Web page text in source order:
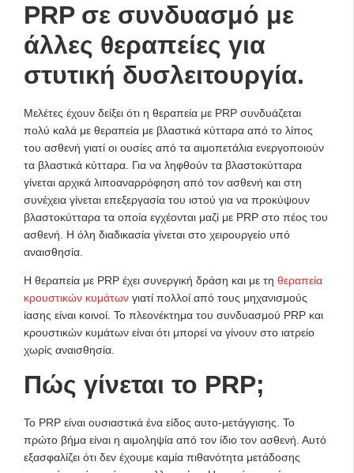
PRP σε συνδυασμό με
άλλες θεραπείες για
στυτική δυσλειτουργία.
Μελέτες έχουν δείξει ότι η θεραπεία με PRP συνδυάζεται
πολύ καλά με θεραπεία με βλαστικά κύτταρα από το λίπος
του ασθενή γιατί οι ουσίες από τα αιμοπετάλια ενεργοποιούν
τα βλαστικά κύτταρα. Για να ληφθούν τα βλαστοκύτταρα
γίνεται αρχικά λιποαναρρόφηση από τον ασθενή και στη
συνέχεια γίνεται επεξεργασία του ιστού για να προκύψουν
βλαστοκύτταρα τα οποία εγχέονται μαζί με PRP στο πέος του
ασθενή. Η όλη διαδικασία γίνεται στο χειρουργείο υπό
αναισθησία.
Η θεραπεία με PRP έχει συνεργική δράση και με τη θεραπεία
κρουστικών κυμάτων γιατί πολλοί από τους μηχανισμούς
ίασης είναι κοινοί. Το πλεονέκτημα του συνδυασμού PRP και
κρουστικών κυμάτων είναι ότι μπορεί να γίνουν στο ιατρείο
χωρίς αναισθησία.
Πώς γίνεται το PRP;
Το PRP είναι ουσιαστικά ένα είδος αυτο-μετάγγισης. Το
πρώτο βήμα είναι η αιμοληψία από τον ίδιο τον ασθενή. Αυτό
εξασφαλίζει ότι δεν έχουμε καμία πιθανότητα μετάδοσης